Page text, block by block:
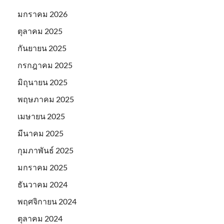
มกราคม 2026
ตุลาคม 2025
กันยายน 2025
กรกฎาคม 2025
มิถุนายน 2025
พฤษภาคม 2025
เมษายน 2025
มีนาคม 2025
กุมภาพันธ์ 2025
มกราคม 2025
ธันวาคม 2024
พฤศจิกายน 2024
ตุลาคม 2024